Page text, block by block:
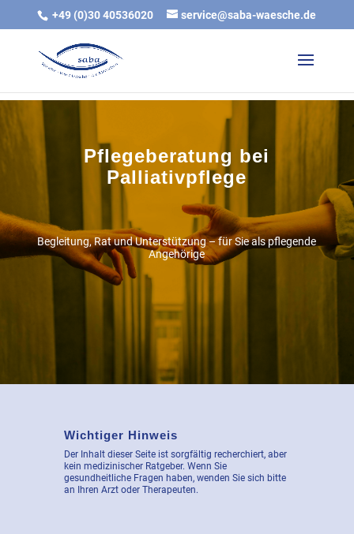
+49 (0)30 40536020 service@saba-waesche.de
Pflegeberatung bei
Palliativpflege
Begleitung, Rat und Unterstützung – für Sie als pflegende
Angehörige
Wichtiger Hinweis
Der Inhalt dieser Seite ist sorgfältig recherchiert, aber
kein medizinischer Ratgeber. Wenn Sie
gesundheitliche Fragen haben, wenden Sie sich bitte
an Ihren Arzt oder Therapeuten.